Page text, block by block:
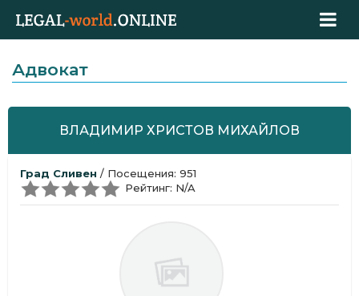
Адвокат
ВЛАДИМИР ХРИСТОВ МИХАЙЛОВ
Град Сливен / Посещения: 951
Рейтинг: N/A